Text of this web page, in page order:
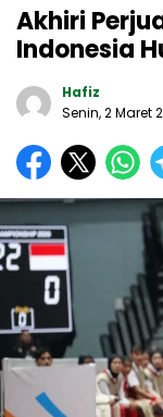
Akhiri
Indonesia
Hafiz
Senin, 2 Maret